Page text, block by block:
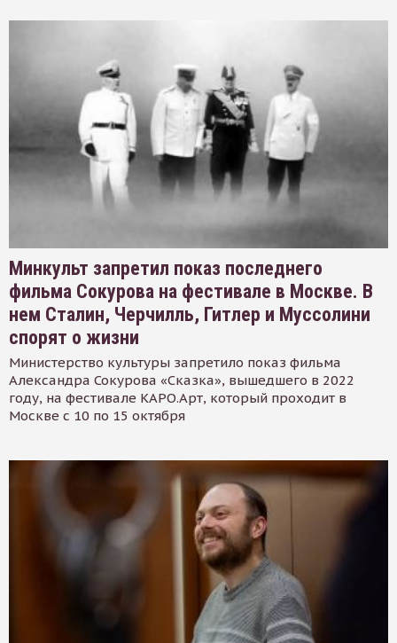
Минкульт запретил показ последнего
фильма Сокурова на фестивале в Москве. В
нем Сталин, Черчилль, Гитлер и Муссолини
спорят о жизни
Министерство культуры запретило показ фильма
Александра Сокурова «Сказка», вышедшего в 2022
году, на фестивале КАРО.Арт, который проходит в
Москве с 10 по 15 октября